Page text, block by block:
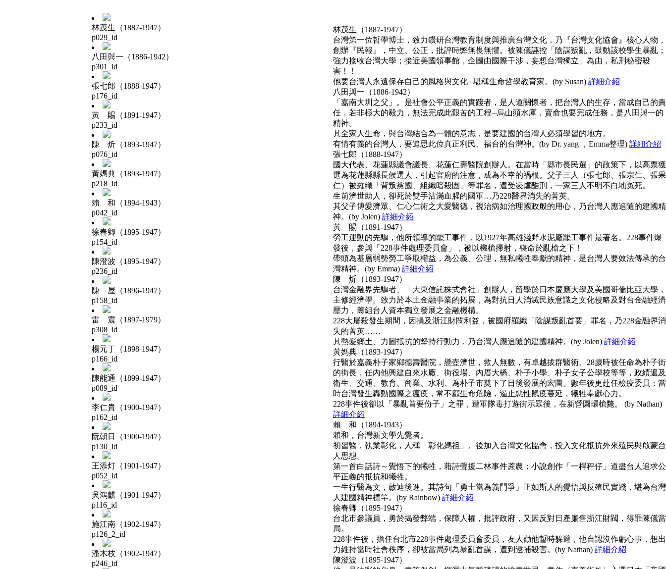
林茂生（1887-1947）
台灣第一位哲學博士，致力鑽研台灣教育制度與推廣台灣文化，乃『台灣文化協會』核心人物，
創辦『民報』，中立、公正，批評時弊無畏無懼。被陳儀誣控「陰謀叛亂，鼓動該校學生暴亂；
強力接收台灣大學；接近美國領事館，企圖由國際干涉，妄想台灣獨立」為由，私刑秘密殺
害！！
他要台灣人永遠保存自己的風格與文化─堪稱生命哲學教育家。(by Susan) 詳細介紹
八田與一（1886-1942）
「嘉南大圳之父」。是社會公平正義的實踐者，是人道關懷者，把台灣人的生存，當成自己的責
任，若非極大的毅力，無法完成此艱苦的工程─烏山頭水庫，賣命也要完成任務，是八田與一的
精神。
其全家人生命，與台灣結合為一體的意志，是要建國的台灣人必須學習的地方。
有情有義的台灣人，要追思此位真正利民、福台的台灣神。(by Dr. yang ，Emma整理) 詳細介紹
張七郎（1888-1947）
國大代表、花蓮縣議會議長、花蓮仁壽醫院創辦人。在當時「縣市長民選」的政策下，以高票獲
選為花蓮縣縣長候選人，引起官府的注意，成為不幸的禍根。父子三人（張七郎、張宗仁、張果
仁）被羅織「背叛黨國、組織暗殺團」等罪名，遭受凌虐酷刑，一家三人不明不白地冤死。
生前濟世助人，卻死於雙手沾滿血腥的國軍…乃228醫界消失的菁英。
其父子博愛濟眾、仁心仁術之大愛醫德，視治病如治理國政般的用心，乃台灣人應追隨的建國精
神。(by Jolen) 詳細介紹
黃 賜（1891-1947）
勞工運動的先驅，他所領導的罷工事件，以1927年高雄淺野水泥廠罷工事件最著名。228事件爆
發後，參與「228事件處理委員會」，被以機槍掃射，喪命於亂槍之下！
帶頭為基層弱勢勞工爭取權益，為公義、公理，無私犧牲奉獻的精神，是台灣人要效法傳承的台
灣精神。(by Emma) 詳細介紹
陳 炘（1893-1947）
台灣金融界先驅者、「大東信託株式會社」創辦人，留學於日本慶應大學及美國哥倫比亞大學，
主修經濟學。致力於本土金融事業的拓展，為對抗日人消滅民族意識之文化侵略及對台金融經濟
壓力，籌組台人資本獨立發展之金融機構。
228大屠殺發生期間，因損及浙江財閥利益，被國府羅織「陰謀叛亂首要」罪名，乃228金融界消
失的菁英……
其熱愛鄉土、力圖抵抗的堅持行動力，乃台灣人應追隨的建國精神。(by Jolen) 詳細介紹
黃媽典（1893-1947）
行醫於嘉義朴子家鄉德壽醫院，懸壺濟世，救人無數，有卓越拔群醫術。28歲時被任命為朴子街
的街長，任內他興建自來水廠、街役場、內厝大橋、朴子小學、朴子女子公學校等等，政績遍及
衛生、交通、教育、商業、水利、為朴子市奠下了日後發展的宏圖。數年後更赴任檢疫委員；當
時台灣發生轟動國際之瘟疫，常不顧生命危險，遏止惡性鼠疫蔓延，犧牲奉獻心力。
228事件後卻以「暴亂首要份子」之罪，遭軍隊毒打遊街示眾後，在新營圓環槍斃。 (by Nathan)
詳細介紹
賴 和（1894-1943）
賴和，台灣新文學先覺者。
初習醫，執業彰化，人稱「彰化媽祖」。後加入台灣文化協會，投入文化抵抗外來殖民與啟蒙台
人思想。
第一首白話詩～覺悟下的犧牲，藉詩聲援二林事件蔗農；小說創作「一桿秤仔」道盡台人追求公
平正義的抵抗和犧牲。
一生行醫為文，啟迪後進。其詩句「勇士當為義鬥爭」正如斯人的覺悟與反殖民實踐，堪為台灣
人建國精神標竿。(by Rainbow) 詳細介紹
徐春卿（1895-1947）
台北市參議員，勇於揭發弊端，保障人權，批評政府，又因反對日產廉售浙江財閥，得罪陳儀當
局。
228事件後，擔任台北市228事件處理委員會委員，友人勸他暫時躲避，他自認沒作虧心事，想出
力維持當時社會秩序，卻被當局列為暴亂首謀，遭到逮捕殺害。(by Nathan) 詳細介紹
陳澄波（1895-1947）
林茂生（1887-1947）
p029_id
八田與一（1886-1942）
p301_id
張七郎（1888-1947）
p176_id
黃 賜（1891-1947）
p233_id
陳 炘（1893-1947）
p076_id
黃媽典（1893-1947）
p218_id
賴 和（1894-1943）
p042_id
徐春卿（1895-1947）
p154_id
陳澄波（1895-1947）
p236_id
陳 屋（1896-1947）
p158_id
雷 震（1897-1979）
p308_id
楊元丁（1898-1947）
p166_id
陳能通（1899-1947）
p089_id
李仁貴（1900-1947）
p162_id
阮朝日（1900-1947）
p130_id
王添灯（1901-1947）
p052_id
吳鴻麒（1901-1947）
p116_id
施江南（1902-1947）
p126_2_id
潘木枝（1902-1947）
p246_id